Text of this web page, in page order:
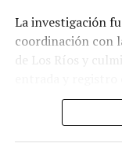
fuera de riesgo
El fiscal Bustos
La investigación
coordinación con
de Los Ríos y
Los